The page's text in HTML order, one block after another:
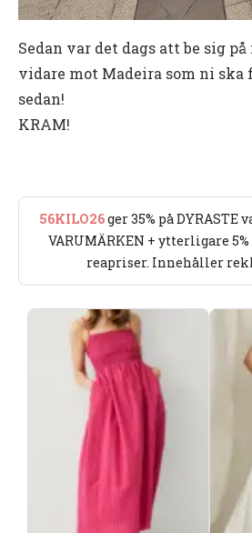
Sedan var det dags att be sig
vidare mot Madeira som ni ska
sedan!
KRAM!
56KILO26ger 35% på DYRASTE
VARUMÄRKEN + ytterligare
reapriser. Innehåller